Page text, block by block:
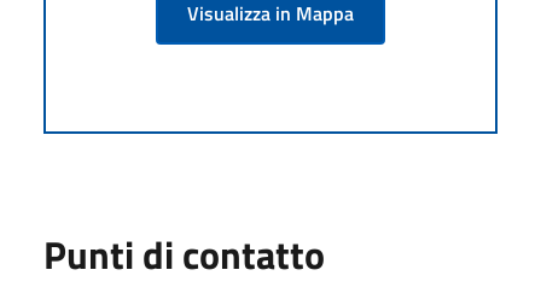
Visualizza in Mappa
Punti di contatto